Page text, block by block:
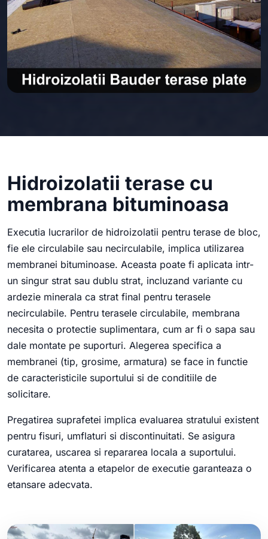
Hidroizolatii terase cu
membrana bituminoasa
Executia lucrarilor de hidroizolatii pentru terase de bloc,
fie ele circulabile sau necirculabile, implica utilizarea
membranei bituminoase. Aceasta poate fi aplicata intr-
un singur strat sau dublu strat, incluzand variante cu
ardezie minerala ca strat final pentru terasele
necirculabile. Pentru terasele circulabile, membrana
necesita o protectie suplimentara, cum ar fi o sapa sau
dale montate pe suporturi. Alegerea specifica a
membranei (tip, grosime, armatura) se face in functie
de caracteristicile suportului si de conditiile de
solicitare.
Pregatirea suprafetei implica evaluarea stratului existent
pentru fisuri, umflaturi si discontinuitati. Se asigura
curatarea, uscarea si repararea locala a suportului.
Verificarea atenta a etapelor de executie garanteaza o
etansare adecvata.